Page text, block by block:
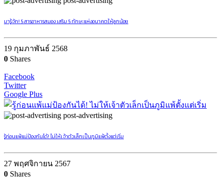
มารู้จัก! 5 สารอาหารสมอง เสริม 5 ทักษะแห่งอนาคตให้ลูกน้อย
19 กุมภาพันธ์ 2568
0 Shares
Facebook
Twitter
Google Plus
post-advertising
รู้ก่อนแพ้แม่ป้องกันได้! ไม่ให้เจ้าตัวเล็กเป็นภูมิแพ้ตั้งแต่เริ่ม
27 พฤศจิกายน 2567
0 Shares